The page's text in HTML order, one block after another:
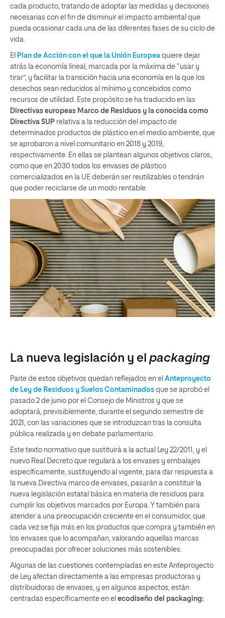
cada producto, tratando de adoptar las medidas y decisiones
necesarias con el fin de disminuir el impacto ambiental que
pueda ocasionar cada una de las diferentes fases de su ciclo de
vida.
El Plan de Acción con el que la Unión Europea quiere dejar
atrás la economía lineal, marcada por la máxima de “usar y
tirar”, y facilitar la transición hacia una economía en la que los
desechos sean reducidos al mínimo y concebidos como
recursos de utilidad. Este propósito se ha traducido en las
Directivas europeas Marco de Residuos y la conocida como
Directiva SUP relativa a la reducción del impacto de
determinados productos de plástico en el medio ambiente, que
se aprobaron a nivel comunitario en 2018 y 2019,
respectivamente. En ellas se plantean algunos objetivos claros,
como que en 2030 todos los envases de plástico
comercializados en la UE deberán ser reutilizables o tendrán
que poder reciclarse de un modo rentable.
La nueva legislación y el packaging
Parte de estos objetivos quedan reflejados en el Anteproyecto
de Ley de Residuos y Suelos Contaminados que se aprobó el
pasado 2 de junio por el Consejo de Ministros y que se
adoptará, previsiblemente, durante el segundo semestre de
2021, con las variaciones que se introduzcan tras la consulta
pública realizada y en debate parlamentario.
Este texto normativo que sustituirá a la actual Ley 22/2011, y el
nuevo Real Decreto que regulará a los envases y embalajes
específicamente, sustituyendo al vigente, para dar respuesta a
la nueva Directiva marco de envases, pasarán a constituir la
nueva legislación estatal básica en materia de residuos para
cumplir los objetivos marcados por Europa. Y también para
atender a una preocupación creciente en el consumidor, que
cada vez se fija más en los productos que compra y también en
los envases que lo acompañan, valorando aquellas marcas
preocupadas por ofrecer soluciones más sostenibles.
Algunas de las cuestiones contempladas en este Anteproyecto
de Ley afectan directamente a las empresas productoras y
distribuidoras de envases, y en algunos aspectos, están
centradas específicamente en el ecodiseño del packaging: